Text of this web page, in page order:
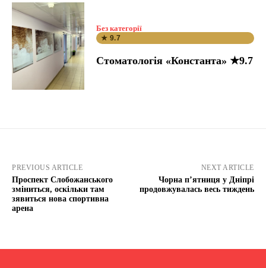
Без категорії
★ 9.7
Стоматологія «Константа» ★9.7
PREVIOUS ARTICLE
Проспект Слобожанського
зміниться, оскільки там
зявиться нова спортивна
арена
NEXT ARTICLE
Чорна п’ятниця у Дніпрі
продовжувалась весь тиждень